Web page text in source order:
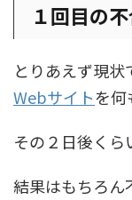
１回目の
とりあえず現
Webサイトを何
その２日後くら
結果はもちろん